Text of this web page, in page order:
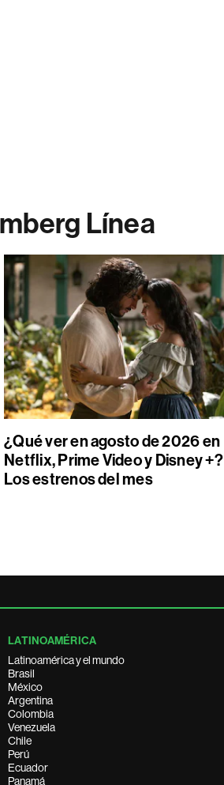
Línea
¿Qué ver en agosto de 2026 en
Netflix, Prime Video y Disney +?
Los estrenos del mes
LATINOAMÉRICA
Latinoamérica y el mundo
Brasil
México
Argentina
Colombia
Venezuela
Chile
Perú
Ecuador
Panamá